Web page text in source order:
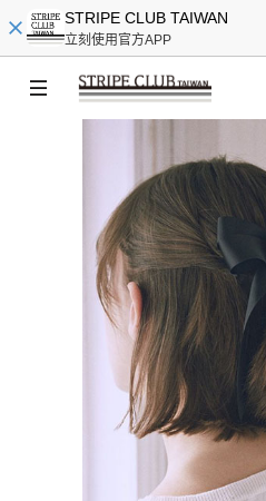
STRIPE CLUB TAIWAN
立刻使用官方APP